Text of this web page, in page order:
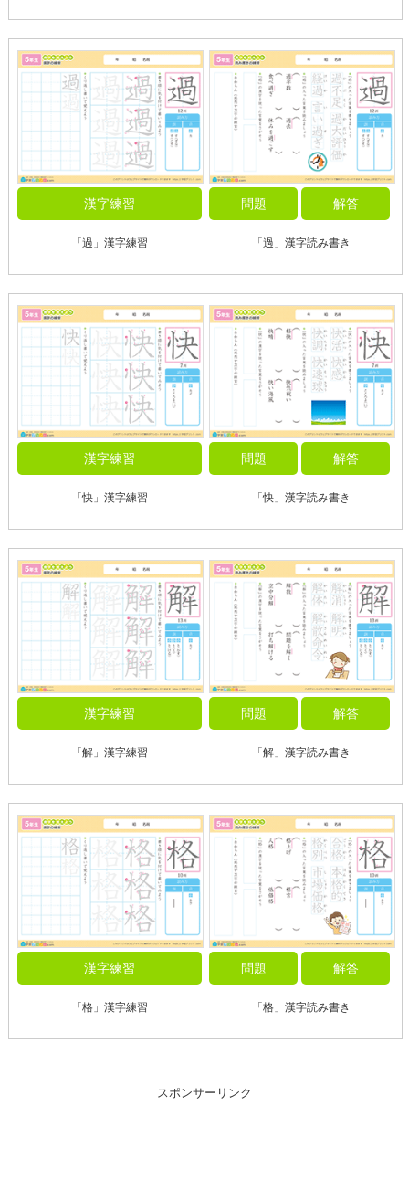
漢字練習
「過」漢字練習
問題 解答
「過」漢字読み書き
漢字練習
「快」漢字練習
問題 解答
「快」漢字読み書き
漢字練習
「解」漢字練習
問題 解答
「解」漢字読み書き
漢字練習
「格」漢字練習
問題 解答
「格」漢字読み書き
スポンサーリンク